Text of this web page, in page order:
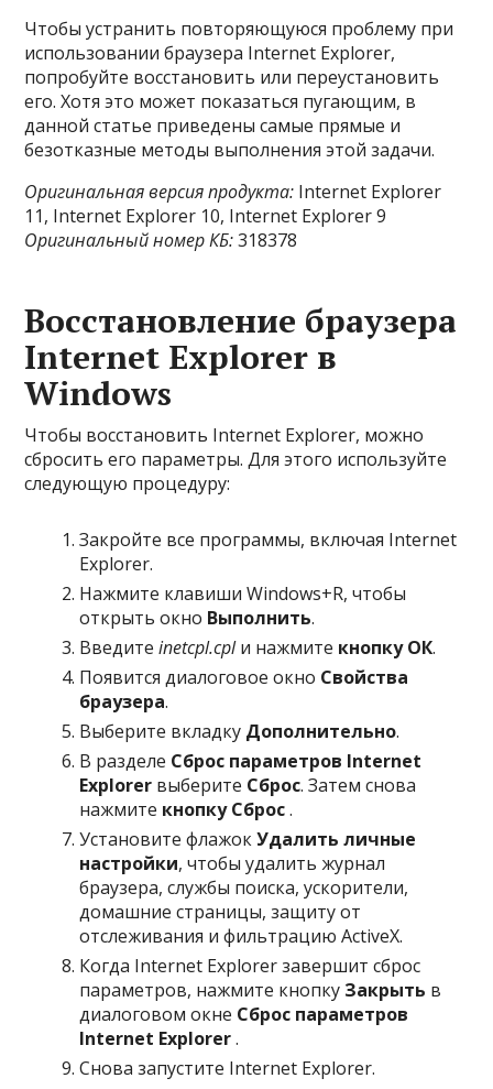
Чтобы устранить повторяющуюся проблему при
использовании браузера Internet Explorer,
попробуйте восстановить или переустановить
его. Хотя это может показаться пугающим, в
данной статье приведены самые прямые и
безотказные методы выполнения этой задачи.
Оригинальная версия продукта: Internet Explorer
11, Internet Explorer 10, Internet Explorer 9
Оригинальный номер КБ:318378
Восстановление браузера
Internet Explorer в
Windows
Чтобы восстановить Internet Explorer, можно
сбросить его параметры. Для этого используйте
следующую процедуру:
Закройте все программы, включая Internet
Explorer.
Нажмите клавиши Windows+R, чтобы
открыть окно Выполнить.
Введитеinetcpl.cplи нажмите кнопку ОК.
Появится диалоговое окно Свойства
браузера.
Выберите вкладку Дополнительно.
В разделе Сброс параметров Internet
Explorer выберите Сброс. Затем снова
нажмите кнопку Сброс.
Установите флажокУдалить личные
настройки, чтобы удалить журнал
браузера, службы поиска, ускорители,
домашние страницы, защиту от
отслеживания и фильтрацию ActiveX.
Когда Internet Explorer завершит сброс
параметров, нажмите кнопку Закрыть в
диалоговом окне Сброс параметров
Internet Explorer.
Снова запустите Internet Explorer.